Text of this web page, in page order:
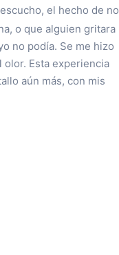
el hecho de no
o que alguien gritara
no podía. Se me hizo
Esta experiencia
aún más, con mis